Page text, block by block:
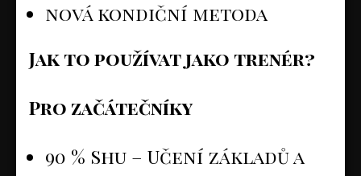
nová kondiční metoda
Jak to používat jako trenér?
Pro začátečníky
90 % Shu – Učení základů a